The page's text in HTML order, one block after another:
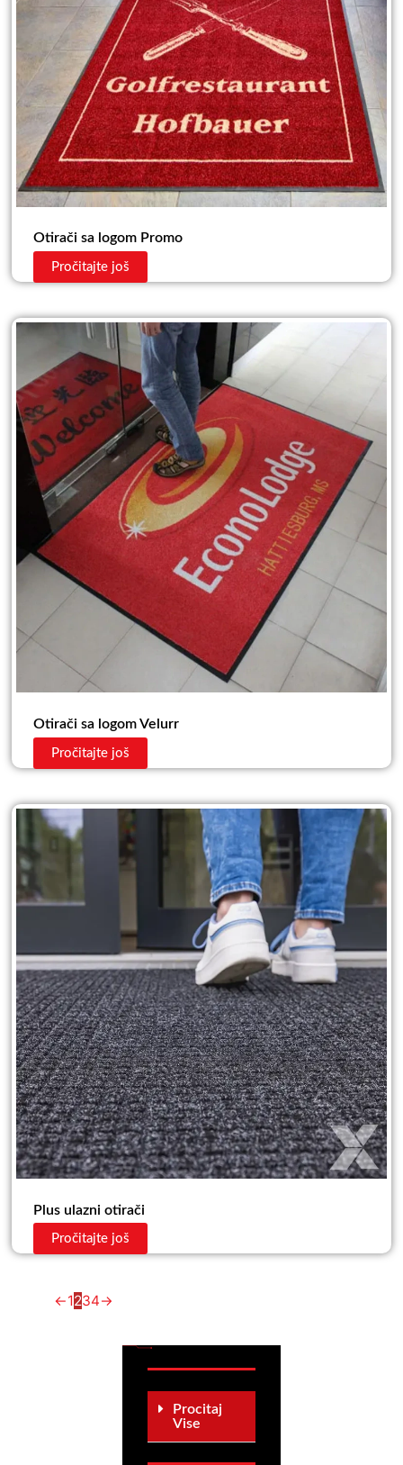
Otirači sa logom Promo
Pročitajte još
Otirači sa logom Velurr
Pročitajte još
Plus ulazni otirači
Pročitajte još
←1234→
Procitaj
Vise